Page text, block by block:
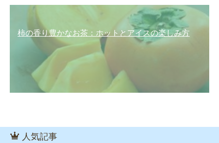
柿の香り豊かなお茶：ホットとアイスの楽しみ方
人気記事